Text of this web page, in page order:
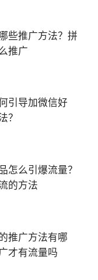
些推广方法？拼
推广
引导加微信好
？
怎么引爆流量？
的方法
推广方法有哪
才有流量吗